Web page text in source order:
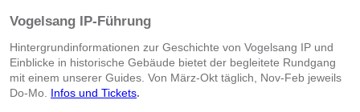
Vogelsang IP-Führung
Hintergrundinformationen zur Geschichte von Vogelsang IP und
Einblicke in historische Gebäude bietet der begleitete Rundgang
mit einem unserer Guides. Von März-Okt täglich, Nov-Feb jeweils
Do-Mo. Infos und Tickets.